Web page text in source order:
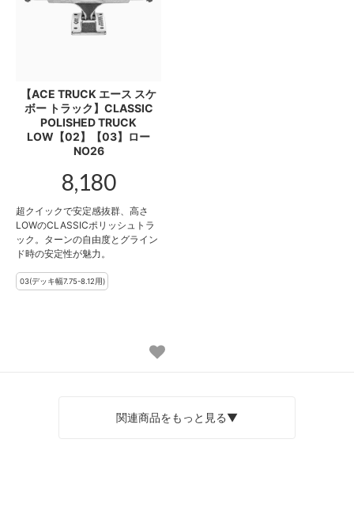
【ACE TRUCK エース スケ
ボー トラック】CLASSIC
POLISHED TRUCK
LOW【02】【03】ロー
NO26
8,180
超クイックで安定感抜群、高さ
LOWのCLASSICポリッシュトラ
ック。ターンの自由度とグライン
ド時の安定性が魅力。
関連商品をもっと見る▼